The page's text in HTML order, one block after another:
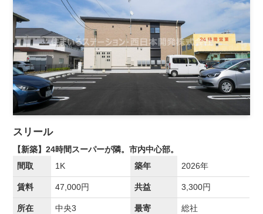
スリール
【新築】24時間スーパーが隣。市内中心部。
間取
1K 築年 2026年
賃料 47,000円 共益 3,300円
所在 中央3 最寄 総社